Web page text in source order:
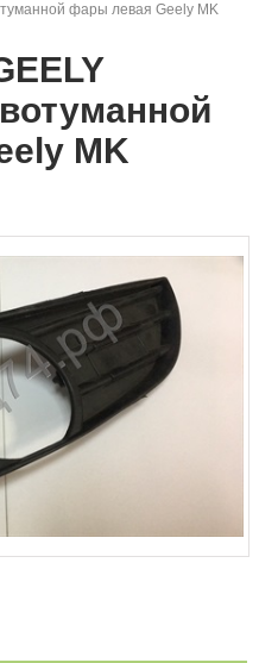
фары левая Geely MK
MK